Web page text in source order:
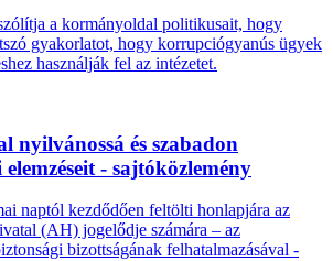
a kormányoldal politikusait, hogy
gyakorlatot, hogy korrupciógyanús ügyek
használják fel az intézetet.
nyilvánossá és szabadon
- sajtóközlemény
naptól kezdődően feltölti honlapjára az
(AH) jogelődje számára – az
bizottságának felhatalmazásával -